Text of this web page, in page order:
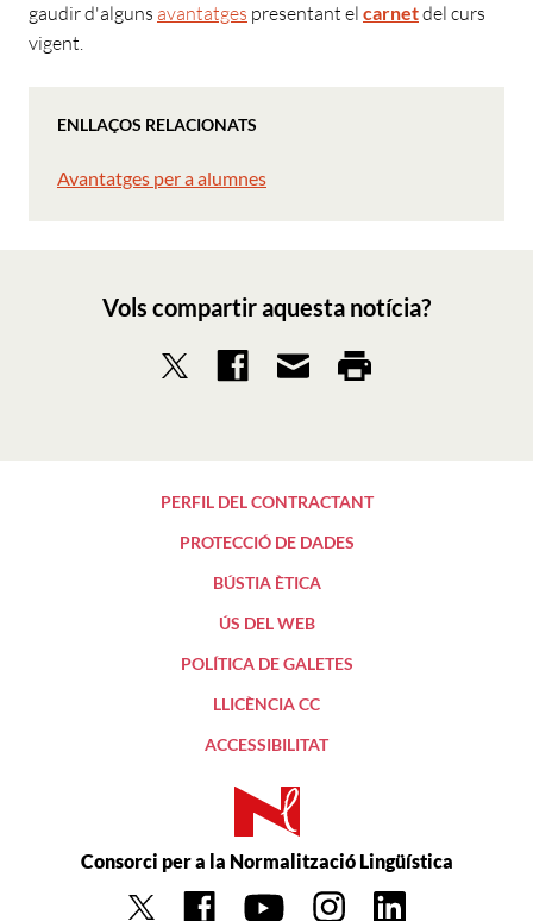
gaudir d'alguns avantatges presentant el carnetdel curs
vigent.
ENLLAÇOS RELACIONATS
Avantatges per a alumnes
Vols compartir aquesta notícia?
PERFIL DEL CONTRACTANT
PROTECCIÓ DE DADES
BÚSTIA ÈTICA
ÚS DEL WEB
POLÍTICA DE GALETES
LLICÈNCIA CC
ACCESSIBILITAT
Consorci per a la Normalització Lingüística